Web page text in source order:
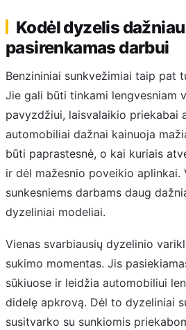
Kodėl dyzelis dažniau
pasirenkamas darbui
Benzininiai sunkvežimiai taip pat
Jie gali būti tinkami lengvesniam
pavyzdžiui, laisvalaikio priekabai
automobiliai dažnai kainuoja
būti paprastesnė, o kai kuriais
ir dėl mažesnio poveikio aplinkai.
sunkesniems darbams daug
dyzeliniai modeliai.
Vienas svarbiausių dyzelinio
sukimo momentas. Jis
sūkiuose ir leidžia automobiliui
didelę apkrovą. Dėl to dyzeliniai
susitvarko su sunkiomis